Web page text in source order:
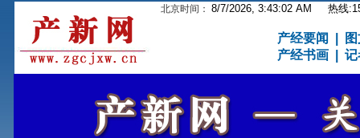
北京时间： 8/7/2026, 3:43:04 AM 热线
产经要闻
产经书画
记